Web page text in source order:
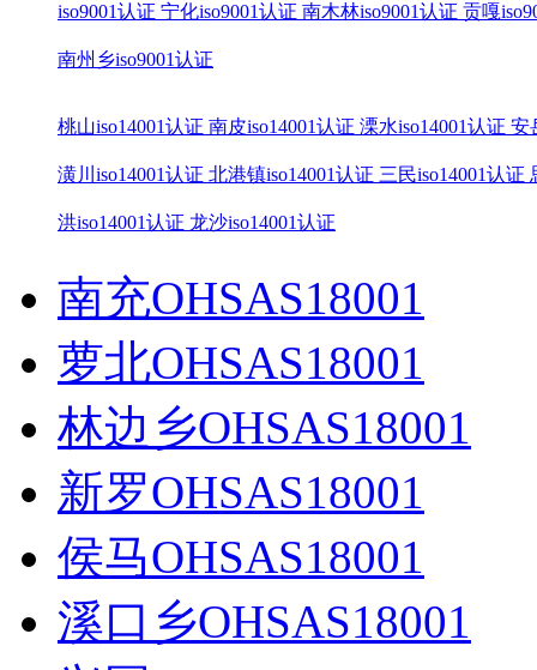
iso9001认证 宁化iso9001认证 南木林iso9001认证 贡嘎
南州乡iso9001认证
桃山iso14001认证 南皮iso14001认证 溧水iso14001认证 安
潢川iso14001认证 北港镇iso14001认证 三民iso14001认证
洪iso14001认证 龙沙iso14001认证
南充OHSAS18001
萝北OHSAS18001
林边乡OHSAS18001
新罗OHSAS18001
侯马OHSAS18001
溪口乡OHSAS18001